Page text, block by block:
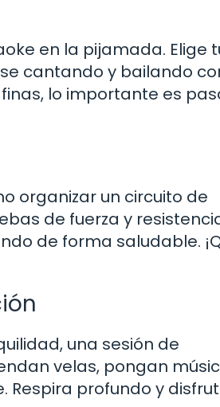
en la pijamada. Elige
cantando y bailando
lo importante es
organizar un circuito de
de fuerza y
de forma saludable.
una sesión de
velas, pongan
Respira profundo y